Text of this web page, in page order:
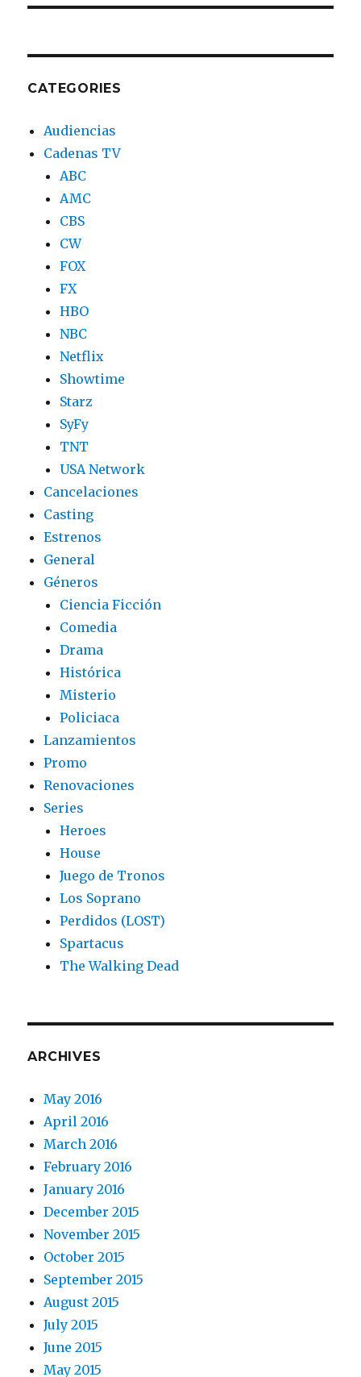
CATEGORIES
Audiencias
Cadenas TV
ABC
AMC
CBS
CW
FOX
FX
HBO
NBC
Netflix
Showtime
Starz
SyFy
TNT
USA Network
Cancelaciones
Casting
Estrenos
General
Géneros
Ciencia Ficción
Comedia
Drama
Histórica
Misterio
Policiaca
Lanzamientos
Promo
Renovaciones
Series
Heroes
House
Juego de Tronos
Los Soprano
Perdidos (LOST)
Spartacus
The Walking Dead
ARCHIVES
May 2016
April 2016
March 2016
February 2016
January 2016
December 2015
November 2015
October 2015
September 2015
August 2015
July 2015
June 2015
May 2015